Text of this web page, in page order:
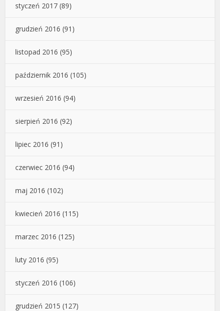
styczeń 2017 (89)
grudzień 2016 (91)
listopad 2016 (95)
październik 2016 (105)
wrzesień 2016 (94)
sierpień 2016 (92)
lipiec 2016 (91)
czerwiec 2016 (94)
maj 2016 (102)
kwiecień 2016 (115)
marzec 2016 (125)
luty 2016 (95)
styczeń 2016 (106)
grudzień 2015 (127)